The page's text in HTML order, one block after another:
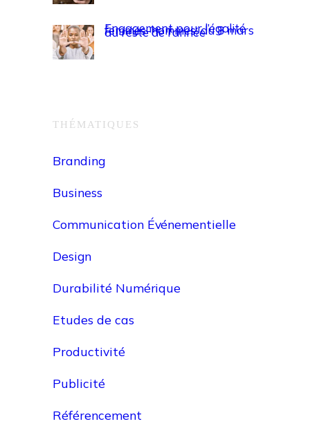
Engagement pour l’égalité
femmes-hommes, du 8 mars
au reste de l’année
THÉMATIQUES
Branding
Business
Communication Événementielle
Design
Durabilité Numérique
Etudes de cas
Productivité
Publicité
Référencement